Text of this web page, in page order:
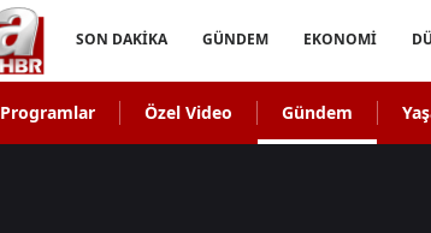
SON DAKİKA GÜNDEM EKONOMİ
Programlar Özel Video Gündem